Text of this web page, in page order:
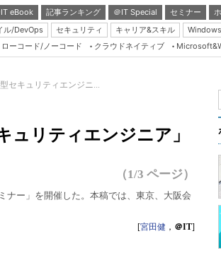
eBook 記事ランキング ＠IT Special セミナー
ル/DevOps セキュリティ キャリア&スキル Windows
Server &
Java Agile
Database
Linux ＆ OSS
Master of IP
Security & Trust
ローコード/ノーコード クラウドネイティブ
セキュリティエンジニ...
ュリティエンジニア」
（1/3 ページ）
ナー」を開催した。本稿では、東京、大阪会
[宮田健 ， ＠IT]